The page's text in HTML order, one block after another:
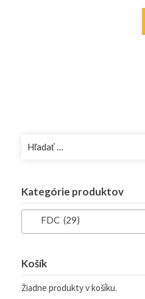
Kategórie produktov
FDC (29)
Košík
Žiadne produkty v košíku.